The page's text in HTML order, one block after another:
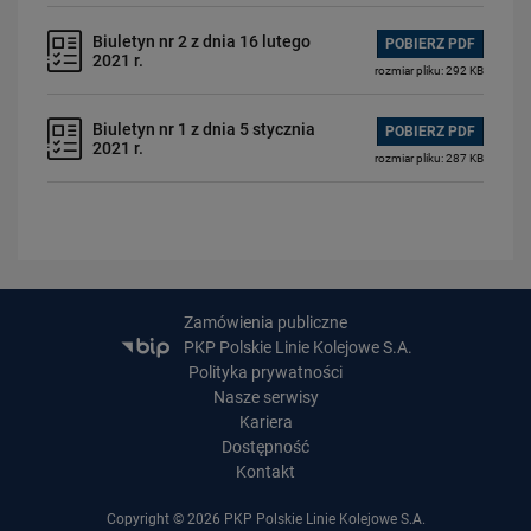
Biuletyn nr 2 z dnia 16 lutego
2021 r.
POBIERZ PDF
rozmiar pliku: 292 KB
Biuletyn nr 1 z dnia 5 stycznia
2021 r.
POBIERZ PDF
rozmiar pliku: 287 KB
Zamówienia publiczne
PKP Polskie Linie Kolejowe S.A.
Polityka prywatności
Nasze serwisy
Kariera
Dostępność
Kontakt
Copyright © 2026 PKP Polskie Linie Kolejowe S.A.